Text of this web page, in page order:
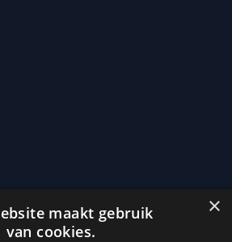
×
maakt gebruik
van cookies.